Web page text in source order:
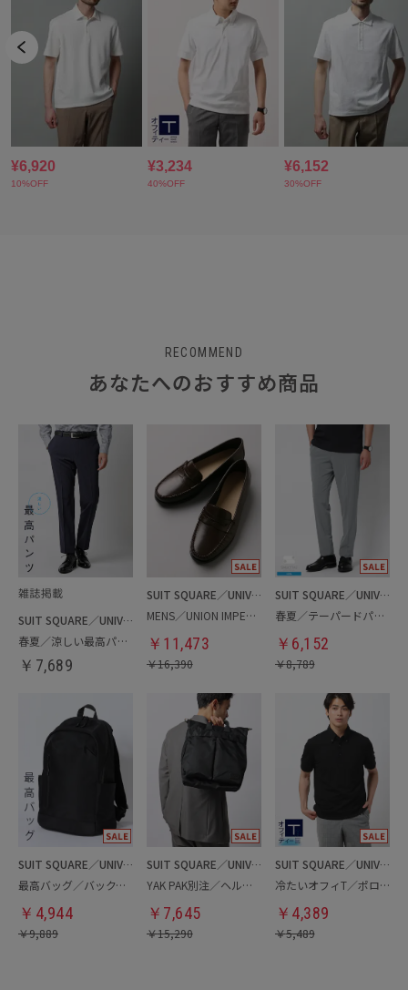
RECOMMEND
あなたへのおすすめ商品
SUIT SQUARE／UNIVERSAL LANGUAGE
春夏／涼しい最高パンツ
￥ 7,689
SUIT SQUARE／UNIVERSAL LANGUAGE
MENS／UNION IMPERIAL監修／コインローファー
￥ 11,473
￥16,390
SUIT SQUARE／UNIVERSAL LANGUAGE
春夏／テーパードパンツ
￥ 6,152
￥8,789
SUIT SQUARE／UNIVERSAL LANGUAGE
最高バッグ／バックパック
￥ 4,944
￥9,889
SUIT SQUARE／UNIVERSAL LANGUAGE
YAK PAK別注／ヘルメットバッグ
￥ 7,645
￥15,290
SUIT SQUARE／UNIVERSAL LANGUAGE
冷たいオフィT／ポロシャツ
￥ 4,389
￥5,489